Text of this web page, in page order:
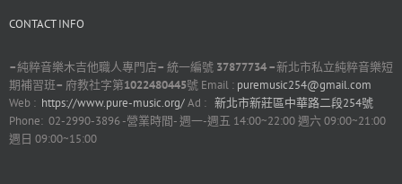
CONTACT INFO
–純粹音樂木吉他職人專門店– 統一編號 37877734 –新北市私立純粹音樂短
期補習班– 府教社字第1022480445號 Email : puremusic254@gmail.com
Web : https://www.pure-music.org/Ad : 新北市新莊區中華路二段254號
Phone: 02-2990-3896 -營業時間- 週一-週五 14:00~22:00 週六 09:00~21:00
週日 09:00~15:00